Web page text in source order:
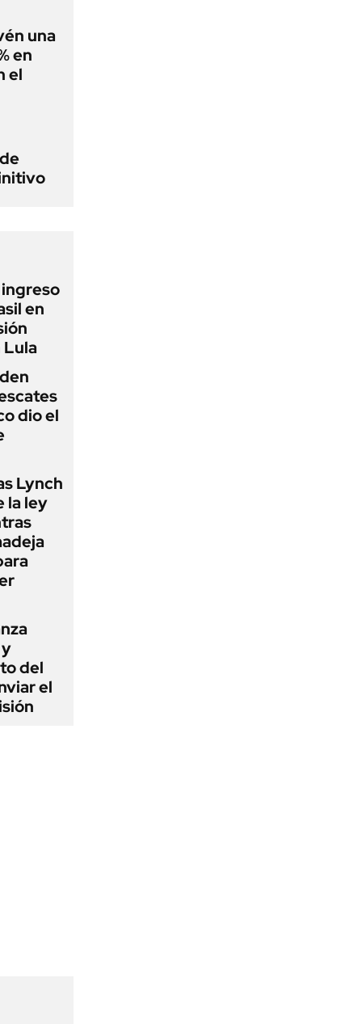
una
en
el
en
dio el
Lynch
la ley
del
el